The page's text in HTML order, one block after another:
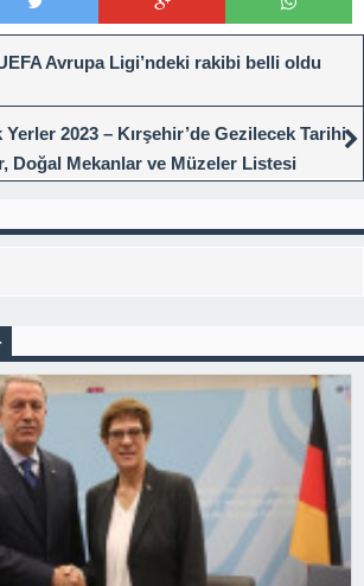
Avrupa Ligi’ndeki rakibi belli oldu
2023 – Kırşehir’de Gezilecek Tarihi
Doğal Mekanlar ve Müzeler Listesi